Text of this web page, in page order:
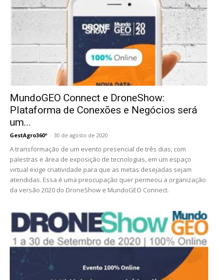
MundoGEO Connect e DroneShow:
Plataforma de Conexões e Negócios será
um...
GestAgro360º - 30 de agosto de 2020
A transformação de um evento presencial de três dias, com
palestras e área de exposição de tecnologias, em um espaço
virtual exige criatividade para que as metas desejadas sejam
atendidas. Essa é uma preocupação quer permeou a organização
da versão 2020 do DroneShow e MundoGEO Connect.